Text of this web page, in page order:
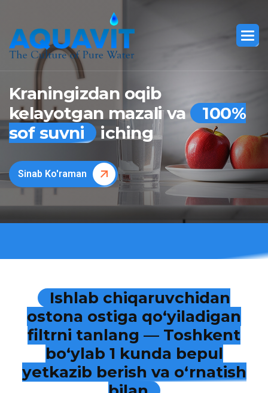
Kraningizdan oqib
kelayotgan mazali va
100%
sof suvni
iching
Sinab Ko'raman
Ishlab chiqaruvchidan
ostona ostiga qo‘yiladigan
filtrni tanlang — Toshkent
bo‘ylab 1 kunda bepul
yetkazib berish va o‘rnatish